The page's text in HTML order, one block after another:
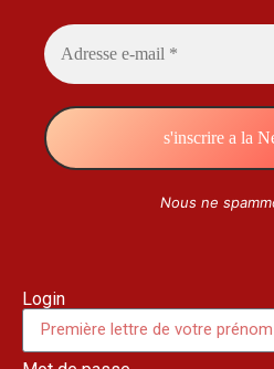
Nous ne
Login